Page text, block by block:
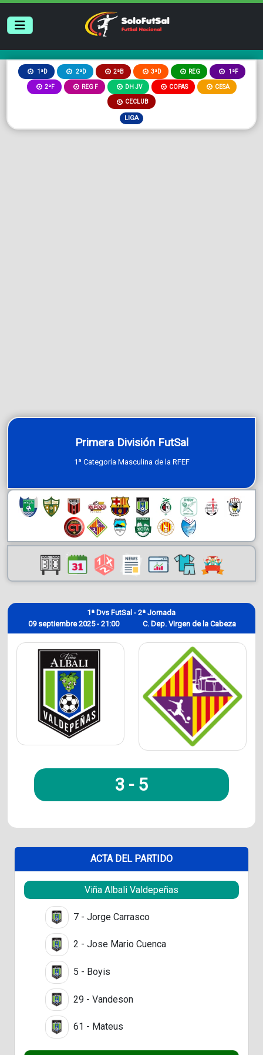
1ªD 2ªD 2ªB 3ªD REG 1ªF
2ªF REG F DH JV COPAS CESA
CECLUB
LIGA
Primera División FutSal
1ª Categoría Masculina de la RFEF
09 septiembre 2025 - 21:00
1ª Dvs FutSal - 2ª Jornada
C. Dep. Virgen de la Cabeza
3 - 5
ACTA DEL PARTIDO
Viña Albali Valdepeñas
7 - Jorge Carrasco
2 - Jose Mario Cuenca
5 - Boyis
29 - Vandeson
61 - Mateus